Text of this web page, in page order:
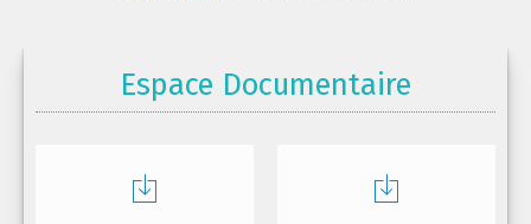
Espace Documentaire